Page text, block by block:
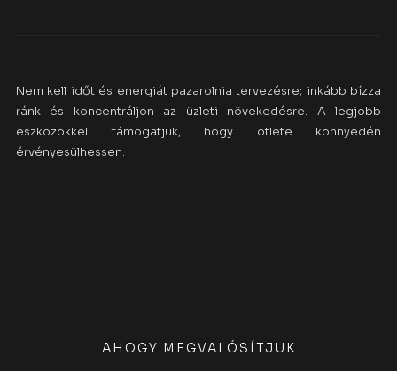
Nem kell időt és energiát pazarolnia tervezésre; inkább bízza
ránk és koncentráljon az üzleti növekedésre. A legjobb
eszközökkel támogatjuk, hogy ötlete könnyedén
érvényesülhessen.
AHOGY MEGVALÓSÍTJUK